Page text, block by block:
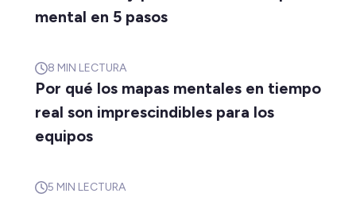
mental en 5 pasos
8 MIN LECTURA
Por qué los mapas mentales en tiempo
real son imprescindibles para los
equipos
5 MIN LECTURA